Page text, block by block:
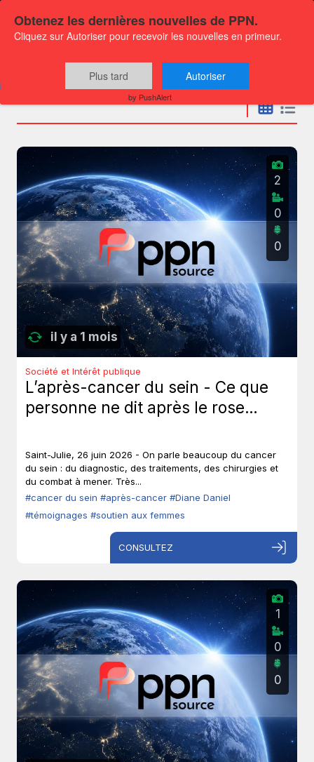
Communiqués
il y a 1 mois
2
0
0
Société et Intérêt publique
L’après-cancer du sein - Ce que
personne ne dit après le rose…
Saint-Julie, 26 juin 2026 - On parle beaucoup du cancer
du sein : du diagnostic, des traitements, des chirurgies et
du combat à mener. Très...
#cancer du sein #après-cancer #Diane Daniel
#témoignages #soutien aux femmes
CONSULTEZ
1
0
0
Obtenez les dernières nouvelles de PPN.
Cliquez sur Autoriser pour recevoir les nouvelles en primeur.
Plus tard Autoriser
by PushAlert